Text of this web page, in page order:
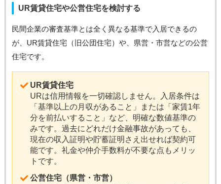
UR賃貸住宅や公営住宅を検討する
民間企業の審査基準とは全く異なる基準で入居できるの
が、UR賃貸住宅（旧公団住宅）や、県営・市営などの公営
住宅です。
UR賃貸住宅
URは信用情報を一切確認しません。入居条件は
「基準以上の月収があること」または「家賃1年
分を前払いすること」など、明確な数値基準の
みです。過去にどれだけ金融事故があっても、
現在の収入証明や貯蓄証明さえ出せれば契約可
能です。礼金や仲介手数料が不要な点もメリッ
トです。
公営住宅（県営・市営）